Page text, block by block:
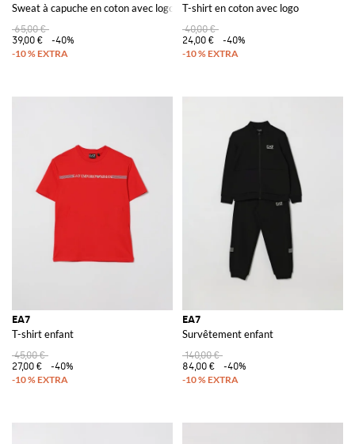
Sweat à capuche en coton avec logo
65,00 €
39,00 €
-40%
T-shirt en coton avec logo
40,00 €
24,00 €
-40%
EA7
T-shirt enfant
45,00 €
27,00 €
-40%
EA7
Survêtement enfant
140,00 €
84,00 €
-40%